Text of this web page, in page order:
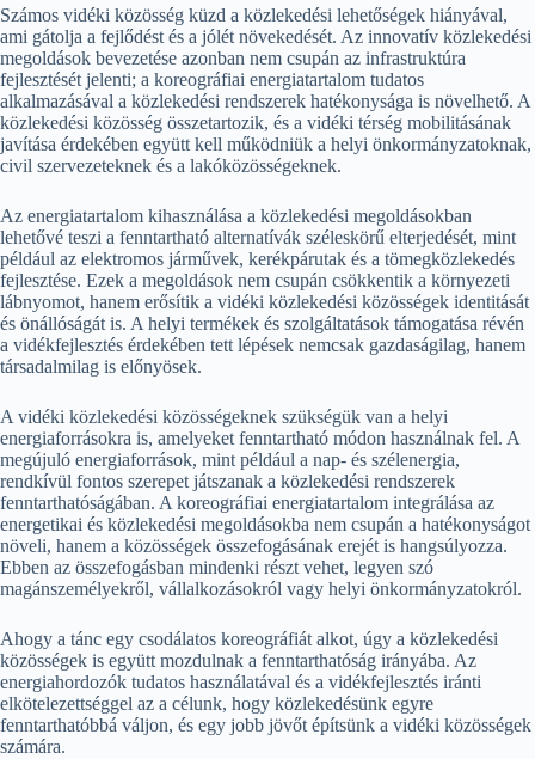
Számos vidéki közösség küzd a közlekedési lehetőségek hiányával,
ami gátolja a fejlődést és a jólét növekedését. Az innovatív közlekedési
megoldások bevezetése azonban nem csupán az infrastruktúra
fejlesztését jelenti; a koreográfiai energiatartalom tudatos
alkalmazásával a közlekedési rendszerek hatékonysága is növelhető. A
közlekedési közösség összetartozik, és a vidéki térség mobilitásának
javítása érdekében együtt kell működniük a helyi önkormányzatoknak,
civil szervezeteknek és a lakóközösségeknek.
Az energiatartalom kihasználása a közlekedési megoldásokban
lehetővé teszi a fenntartható alternatívák széleskörű elterjedését, mint
például az elektromos járművek, kerékpárutak és a tömegközlekedés
fejlesztése. Ezek a megoldások nem csupán csökkentik a környezeti
lábnyomot, hanem erősítik a vidéki közlekedési közösségek identitását
és önállóságát is. A helyi termékek és szolgáltatások támogatása révén
a vidékfejlesztés érdekében tett lépések nemcsak gazdaságilag, hanem
társadalmilag is előnyösek.
A vidéki közlekedési közösségeknek szükségük van a helyi
energiaforrásokra is, amelyeket fenntartható módon használnak fel. A
megújuló energiaforrások, mint például a nap- és szélenergia,
rendkívül fontos szerepet játszanak a közlekedési rendszerek
fenntarthatóságában. A koreográfiai energiatartalom integrálása az
energetikai és közlekedési megoldásokba nem csupán a hatékonyságot
növeli, hanem a közösségek összefogásának erejét is hangsúlyozza.
Ebben az összefogásban mindenki részt vehet, legyen szó
magánszemélyekről, vállalkozásokról vagy helyi önkormányzatokról.
Ahogy a tánc egy csodálatos koreográfiát alkot, úgy a közlekedési
közösségek is együtt mozdulnak a fenntarthatóság irányába. Az
energiahordozók tudatos használatával és a vidékfejlesztés iránti
elkötelezettséggel az a célunk, hogy közlekedésünk egyre
fenntarthatóbbá váljon, és egy jobb jövőt építsünk a vidéki közösségek
számára.